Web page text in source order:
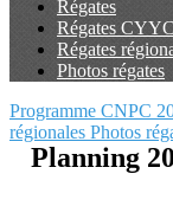
Régates
Régates
Régates
Photos régates
Programme CNPC
régionales Photos
Planning